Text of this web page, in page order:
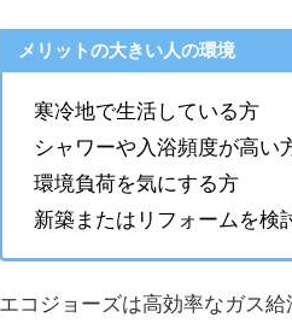
メリットの大きい人の環境
寒冷地で生活している方
シャワーや入浴頻度が高い
環境負荷を気にする方
新築またはリフォームを検
エコジョーズは高効率なガス